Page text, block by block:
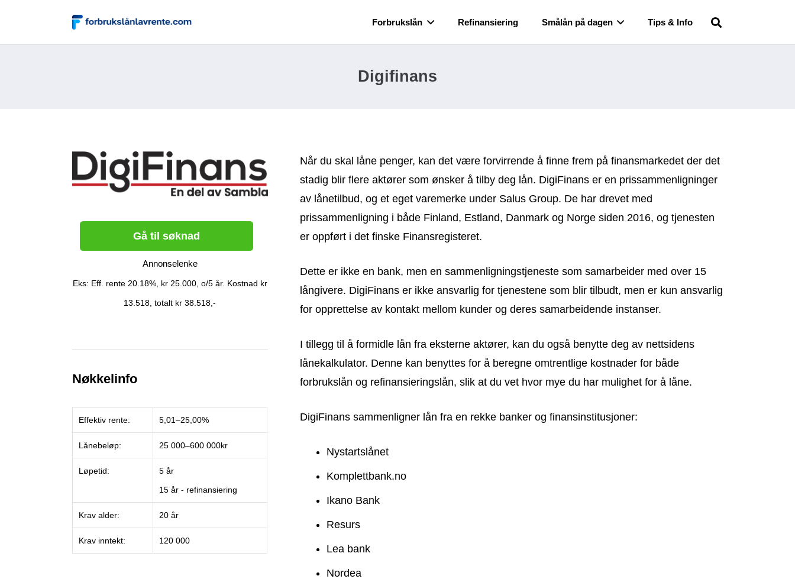
Forbrukslån Refinansiering Smålån på dagen Tips & Info
Digifinans
Gå til søknad
Annonselenke
Eks: Eff. rente 20.18%, kr 25.000, o/5 år. Kostnad kr
13.518, totalt kr 38.518,-
Nøkkelinfo
Effektiv rente: 5,01–25,00%
Lånebeløp: 25 000–600 000kr
Løpetid:
5 år
15 år - refinansiering
Krav alder: 20 år
Krav inntekt: 120 000
Når du skal låne penger, kan det være forvirrende å finne frem på finansmarkedet der det
stadig blir flere aktører som ønsker å tilby deg lån. DigiFinans er en prissammenligninger
av lånetilbud, og et eget varemerke under Salus Group. De har drevet med
prissammenligning i både Finland, Estland, Danmark og Norge siden 2016, og tjenesten
er oppført i det finske Finansregisteret.
Dette er ikke en bank, men en sammenligningstjeneste som samarbeider med over 15
långivere. DigiFinans er ikke ansvarlig for tjenestene som blir tilbudt, men er kun ansvarlig
for opprettelse av kontakt mellom kunder og deres samarbeidende instanser.
I tillegg til å formidle lån fra eksterne aktører, kan du også benytte deg av nettsidens
lånekalkulator. Denne kan benyttes for å beregne omtrentlige kostnader for både
forbrukslån og refinansieringslån, slik at du vet hvor mye du har mulighet for å låne.
DigiFinans sammenligner lån fra en rekke banker og finansinstitusjoner:
Nystartslånet
Komplettbank.no
Ikano Bank
Resurs
Lea bank
Nordea